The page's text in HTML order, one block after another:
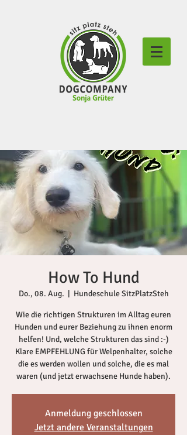
How To Hund
Do., 08. Aug. Hundeschule SitzPlatzSteh
Wie die richtigen Strukturen im Alltag euren
Hunden und eurer Beziehung zu ihnen enorm
helfen! Und, welche Strukturen das sind :-)
Klare EMPFEHLUNG für Welpenhalter, solche
die es werden wollen und solche, die es mal
waren (und jetzt erwachsene Hunde haben).
Anmeldung geschlossen
Jetzt andere Veranstaltungen